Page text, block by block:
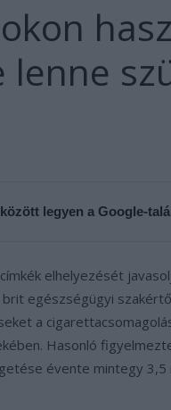
legyen a Google-
elhelyezését
egészségügyi
a
Hasonló
évente mintegy 3,5